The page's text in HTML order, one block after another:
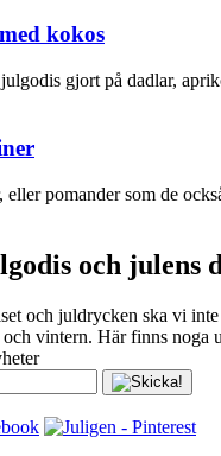
kokos
gjort på dadlar,
pomander som de
och julens
och juldrycken ska vi
vintern. Här finns noga